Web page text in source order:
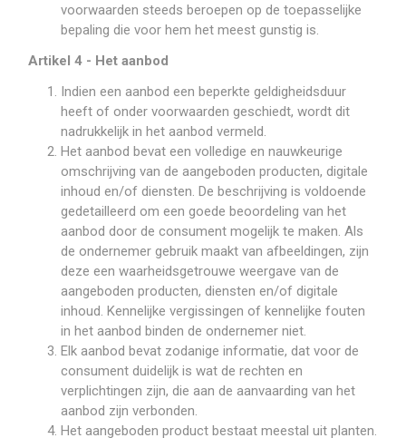
voorwaarden steeds beroepen op de toepasselijke
bepaling die voor hem het meest gunstig is.
Artikel 4 - Het aanbod
Indien een aanbod een beperkte geldigheidsduur
heeft of onder voorwaarden geschiedt, wordt dit
nadrukkelijk in het aanbod vermeld.
Het aanbod bevat een volledige en nauwkeurige
omschrijving van de aangeboden producten, digitale
inhoud en/of diensten. De beschrijving is voldoende
gedetailleerd om een goede beoordeling van het
aanbod door de consument mogelijk te maken. Als
de ondernemer gebruik maakt van afbeeldingen, zijn
deze een waarheidsgetrouwe weergave van de
aangeboden producten, diensten en/of digitale
inhoud. Kennelijke vergissingen of kennelijke fouten
in het aanbod binden de ondernemer niet.
Elk aanbod bevat zodanige informatie, dat voor de
consument duidelijk is wat de rechten en
verplichtingen zijn, die aan de aanvaarding van het
aanbod zijn verbonden.
Het aangeboden product bestaat meestal uit planten.